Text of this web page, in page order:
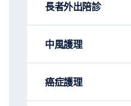
長者外出陪診
中風護理
癌症護理